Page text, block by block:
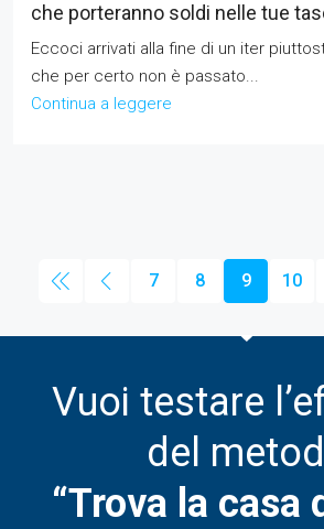
che porteranno soldi nelle tue
Eccoci arrivati alla fine di un iter
che per certo non è passato...
Continua a leggere
7 8 9 10
Vuoi testare
del
“Trova la casa